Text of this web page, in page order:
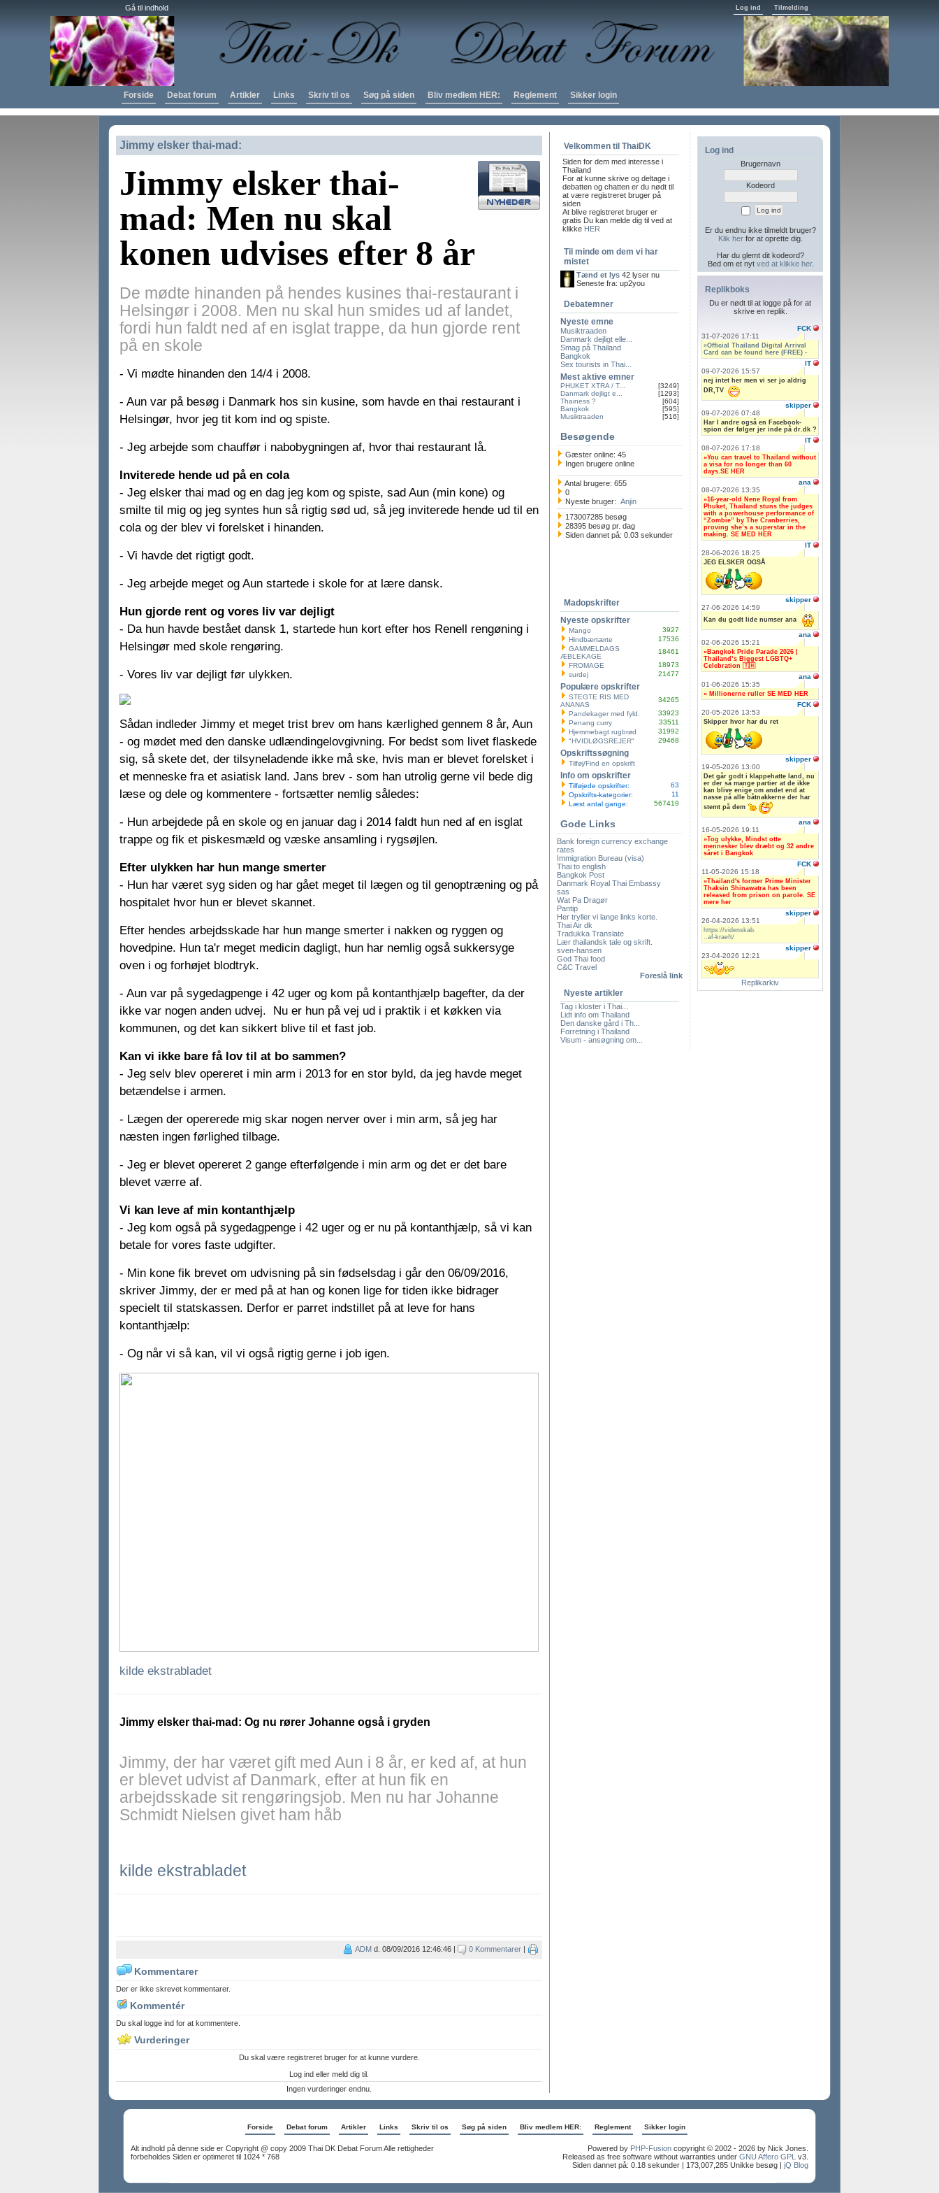
Gå til indhold Log ind Tilmelding
Forside Debat forum Artikler Links Skriv til os Søg på siden Bliv medlem HER: Reglement Sikker login
Jimmy elsker thai-mad:
Jimmy elsker thai-
mad: Men nu skal
konen udvises efter 8 år
De mødte hinanden på hendes kusines thai-restaurant i
Helsingør i 2008. Men nu skal hun smides ud af landet,
fordi hun faldt ned af en isglat trappe, da hun gjorde rent
på en skole
- Vi mødte hinanden den 14/4 i 2008.
- Aun var på besøg i Danmark hos sin kusine, som havde en thai restaurant i
Helsingør, hvor jeg tit kom ind og spiste.
- Jeg arbejde som chauffør i nabobygningen af, hvor thai restaurant lå.
Inviterede hende ud på en cola
- Jeg elsker thai mad og en dag jeg kom og spiste, sad Aun (min kone) og
smilte til mig og jeg syntes hun så rigtig sød ud, så jeg inviterede hende ud til en
cola og der blev vi forelsket i hinanden.
- Vi havde det rigtigt godt.
- Jeg arbejde meget og Aun startede i skole for at lære dansk.
Hun gjorde rent og vores liv var dejligt
- Da hun havde bestået dansk 1, startede hun kort efter hos Renell rengøning i
Helsingør med skole rengøring.
- Vores liv var dejligt før ulykken.
Sådan indleder Jimmy et meget trist brev om hans kærlighed gennem 8 år, Aun
- og mødet med den danske udlændingelovgivning. For bedst som livet flaskede
sig, så skete det, der tilsyneladende ikke må ske, hvis man er blevet forelsket i
et menneske fra et asiatisk land. Jans brev - som han utrolig gerne vil bede dig
læse og dele og kommentere - fortsætter nemlig således:
- Hun arbejdede på en skole og en januar dag i 2014 faldt hun ned af en isglat
trappe og fik et piskesmæld og væske ansamling i rygsøjlen.
Efter ulykken har hun mange smerter
- Hun har været syg siden og har gået meget til lægen og til genoptræning og på
hospitalet hvor hun er blevet skannet.
Efter hendes arbejdsskade har hun mange smerter i nakken og ryggen og
hovedpine. Hun ta'r meget medicin dagligt, hun har nemlig også sukkersyge
oven i og forhøjet blodtryk.
- Aun var på sygedagpenge i 42 uger og kom på kontanthjælp bagefter, da der
ikke var nogen anden udvej. Nu er hun på vej ud i praktik i et køkken via
kommunen, og det kan sikkert blive til et fast job.
Kan vi ikke bare få lov til at bo sammen?
- Jeg selv blev opereret i min arm i 2013 for en stor byld, da jeg havde meget
betændelse i armen.
- Lægen der opererede mig skar nogen nerver over i min arm, så jeg har
næsten ingen førlighed tilbage.
- Jeg er blevet opereret 2 gange efterfølgende i min arm og det er det bare
blevet værre af.
Vi kan leve af min kontanthjælp
- Jeg kom også på sygedagpenge i 42 uger og er nu på kontanthjælp, så vi kan
betale for vores faste udgifter.
- Min kone fik brevet om udvisning på sin fødselsdag i går den 06/09/2016,
skriver Jimmy, der er med på at han og konen lige for tiden ikke bidrager
specielt til statskassen. Derfor er parret indstillet på at leve for hans
kontanthjælp:
- Og når vi så kan, vil vi også rigtig gerne i job igen.
kilde ekstrabladet
Jimmy elsker thai-mad: Og nu rører Johanne også i gryden
Jimmy, der har været gift med Aun i 8 år, er ked af, at hun
er blevet udvist af Danmark, efter at hun fik en
arbejdsskade sit rengøringsjob. Men nu har Johanne
Schmidt Nielsen givet ham håb
kilde ekstrabladet
ADM d. 08/09/2016 12:46:46 | 0 Kommentarer |
Kommentarer
Der er ikke skrevet kommentarer.
Kommentér
Du skal logge ind for at kommentere.
Vurderinger
Du skal være registreret bruger for at kunne vurdere.
Log ind eller meld dig til.
Ingen vurderinger endnu.
Velkommen til ThaiDK
Siden for dem med interesse i
Thailand
For at kunne skrive og deltage i
debatten og chatten er du nødt til
at være registreret bruger på
siden
At blive registreret bruger er
gratis Du kan melde dig til ved at
klikke HER
Til minde om dem vi har
mistet
Tænd et lys 42 lyser nu
Seneste fra: up2you
Debatemner
Nyeste emne
Musiktraaden
Danmark dejligt elle...
Smag på Thailand
Bangkok
Sex tourists in Thai...
Mest aktive emner
PHUKET XTRA / T...
[3249]
Danmark dejligt e...
[1293]
Thainess ?
[604]
Bangkok
[595]
Musiktraaden
[516]
Besøgende
Gæster online: 45
Ingen brugere online
Antal brugere: 655
0
Nyeste bruger: Anjin
173007285 besøg
28395 besøg pr. dag
Siden dannet på: 0.03 sekunder
Madopskrifter
Nyeste opskrifter
Mango
3927
Hindbærtærte
17536
GAMMELDAGS
ÆBLEKAGE
18461
FROMAGE
18973
surdej
21477
Populære opskrifter
STEGTE RIS MED
ANANAS
34265
Pandekager med fyld.
33923
Penang curry
33511
Hjemmebagt rugbrød
31992
"HVIDLØGSREJER"
29468
Opskriftssøgning
Tilføj/Find en opskrift
Info om opskrifter
Tilføjede opskrifter:
63
Opskrifts-kategorier:
11
Læst antal gange:
567419
Gode Links
Bank foreign currency exchange
rates
Immigration Bureau (visa)
Thai to english
Bangkok Post
Danmark Royal Thai Embassy
sas
Wat Pa Dragør
Pantip
Her tryller vi lange links korte.
Thai Air dk
Tradukka Translate
Lær thailandsk tale og skrift.
sven-hansen
God Thai food
C&C Travel
Foreslå link
Nyeste artikler
Tag i kloster i Thai...
Lidt info om Thailand
Den danske gård i Th...
Forretning i Thailand
Visum - ansøgning om...
Log ind
Brugernavn
Kodeord
Er du endnu ikke tilmeldt bruger?
Klik her for at oprette dig.
Har du glemt dit kodeord?
Bed om et nyt ved at klikke her.
Replikboks
Du er nødt til at logge på for at
skrive en replik.
FCK
31-07-2026 17:11
»Official Thailand Digital Arrival
Card can be found here (FREE) -
IT
09-07-2026 15:57
nej intet her men vi ser jo aldrig
DR,TV
skipper
09-07-2026 07:48
Har I andre også en Facebook-
spion der følger jer inde på dr.dk ?
IT
08-07-2026 17:18
»You can travel to Thailand without
a visa for no longer than 60
days.SE HER
ana
08-07-2026 13:35
»16-year-old Nene Royal from
Phuket, Thailand stuns the judges
with a powerhouse performance of
“Zombie” by The Cranberries,
proving she’s a superstar in the
making. SE MED HER
IT
28-06-2026 18:25
JEG ELSKER OGSÅ
skipper
27-06-2026 14:59
Kan du godt lide numser ana
ana
02-06-2026 15:21
»Bangkok Pride Parade 2026 |
Thailand’s Biggest LGBTQ+
Celebration 🇹🇭
ana
01-06-2026 15:35
» Millionerne ruller SE MED HER
FCK
20-05-2026 13:53
Skipper hvor har du ret
skipper
19-05-2026 13:00
Det går godt i klappehatte land, nu
er der så mange partier at de ikke
kan blive enige om andet end at
nasse på alle båtnakkerne der har
stemt på dem
ana
16-05-2026 19:11
»Tog ulykke, Mindst otte
mennesker blev dræbt og 32 andre
såret i Bangkok
FCK
11-05-2026 15:18
»Thailand's former Prime Minister
Thaksin Shinawatra has been
released from prison on parole. SE
mere her
skipper
26-04-2026 13:51
https://videnskab.
..af-kraeft/
skipper
23-04-2026 12:21
Replikarkiv
Forside Debat forum Artikler Links Skriv til os Søg på siden Bliv medlem HER: Reglement Sikker login
Alt indhold på denne side er Copyright @ copy 2009 Thai DK Debat Forum Alle rettigheder
forbeholdes Siden er optimeret til 1024 * 768
Powered by PHP-Fusion copyright © 2002 - 2026 by Nick Jones.
Released as free software without warranties under GNU Affero GPL v3.
Siden dannet på: 0.18 sekunder | 173,007,285 Unikke besøg | jQ Blog